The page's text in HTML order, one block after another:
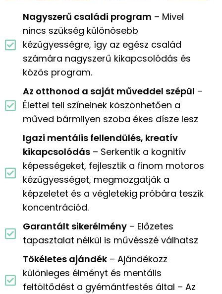
Nagyszerű családi program – Mivel
nincs szükség különösebb
kézügyességre, így az egész család
számára nagyszerű kikapcsolódás és
közös program.
Az otthonod a saját műveddel szépül –
Élettel teli színeinek köszönhetően a
műved bármilyen szoba ékes dísze lesz
Igazi mentális fellendülés, kreatív
kikapcsolódás – Serkentik a kognitív
képességeket, fejlesztik a finom motoros
kézügyességet, megmozgatják a
képzeletet és a végletekig próbára teszik
koncentrációd.
Garantált sikerélmény – Előzetes
tapasztalat nélkül is művésszé válhatsz
Tökéletes ajándék – Ajándékozz
különleges élményt és mentális
feltöltődést a gyémántfestés által – Az